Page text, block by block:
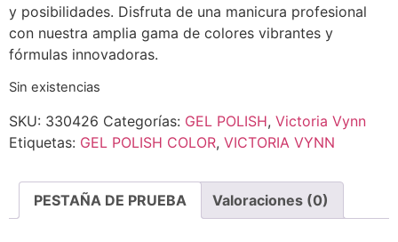
y posibilidades. Disfruta de una manicura profesional
con nuestra amplia gama de colores vibrantes y
fórmulas innovadoras.
Sin existencias
SKU: 330426 Categorías: GEL POLISH, Victoria Vynn
Etiquetas: GEL POLISH COLOR, VICTORIA VYNN
PESTAÑA DE PRUEBA Valoraciones (0)